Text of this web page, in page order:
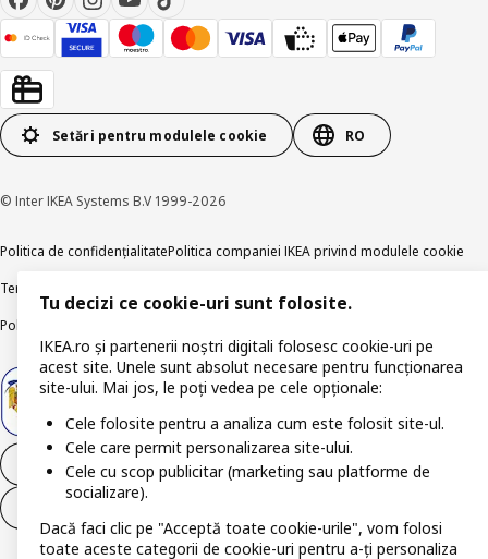
Setări pentru modulele cookie RO
© Inter IKEA Systems B.V 1999-2026
Politica de confidențialitatePolitica companiei IKEA privind modulele cookie
Termeni și Condiții
Politica de publicare responsabilă
Retrage-te din contract
Tu decizi ce cookie-uri sunt folosite.
IKEA.ro și partenerii noștri digitali folosesc cookie-uri pe
acest site. Unele sunt absolut necesare pentru funcționarea
site-ului. Mai jos, le poți vedea pe cele opționale:
Cele folosite pentru a analiza cum este folosit site-ul.
Cele care permit personalizarea site-ului.
Cele cu scop publicitar (marketing sau platforme de
socializare).
Dacă faci clic pe "Acceptă toate cookie-urile", vom folosi
toate aceste categorii de cookie-uri pentru a-ți personaliza